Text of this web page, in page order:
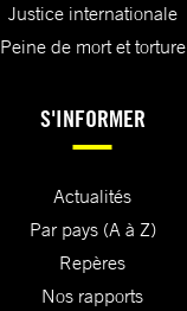
Justice internationale
Peine de mort et torture
S'INFORMER
Actualités
Par pays (A à Z)
Repères
Nos rapports